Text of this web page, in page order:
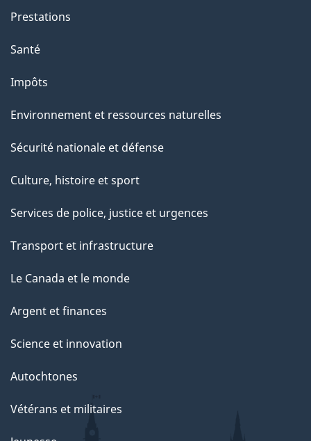
"
Prestations
Santé
Impôts
Environnement et ressources naturelles
Sécurité nationale et défense
Culture, histoire et sport
Services de police, justice et urgences
Transport et infrastructure
Le Canada et le monde
Argent et finances
Science et innovation
Autochtones
Vétérans et militaires